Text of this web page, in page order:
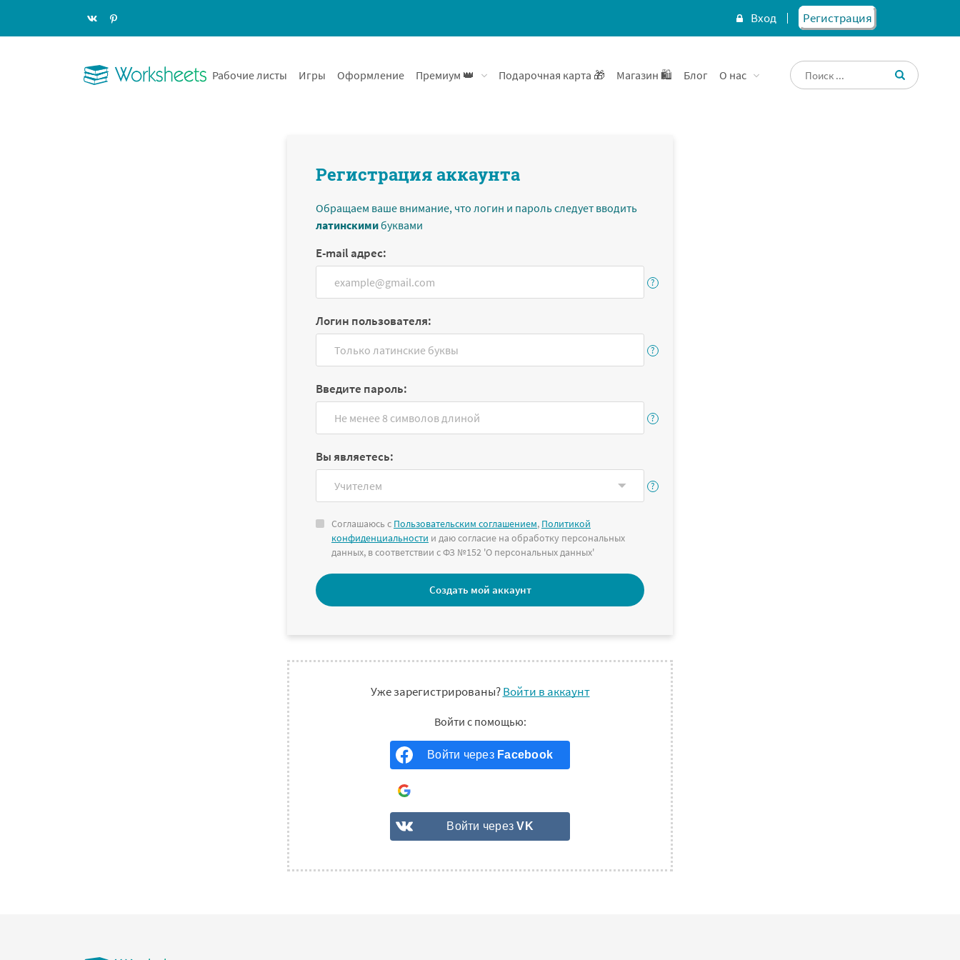
Вход Регистрация
Рабочие листы Игры Оформление Премиум 👑 Подарочная карта 🎁 Магазин 🛍️ Блог О нас
Регистрация аккаунта
Обращаем ваше внимание, что логин и пароль следует вводить
латинскимибуквами
E-mail адрес:
Логин пользователя:
Введите пароль:
Вы являетесь:
Соглашаюсь с Пользовательским соглашением, Политикой
конфиденциальности и даю согласие на обработку персональных
данных, в соответствии с ФЗ №152 'О персональных данных'
Уже зарегистрированы?Войти в аккаунт
Войти через Facebook
Войти черезVK